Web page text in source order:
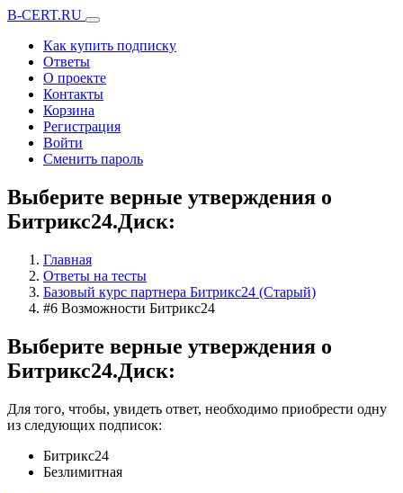
B-CERT.RU
Как купить подписку
Ответы
О проекте
Контакты
Корзина
Регистрация
Войти
Сменить пароль
Выберите верные утверждения о
Битрикс24.Диск:
Главная
Ответы на тесты
Базовый курс партнера Битрикс24 (Старый)
#6 Возможности Битрикс24
Выберите верные утверждения о
Битрикс24.Диск:
Для того, чтобы, увидеть ответ, необходимо приобрести одну
из следующих подписок:
Битрикс24
Безлимитная